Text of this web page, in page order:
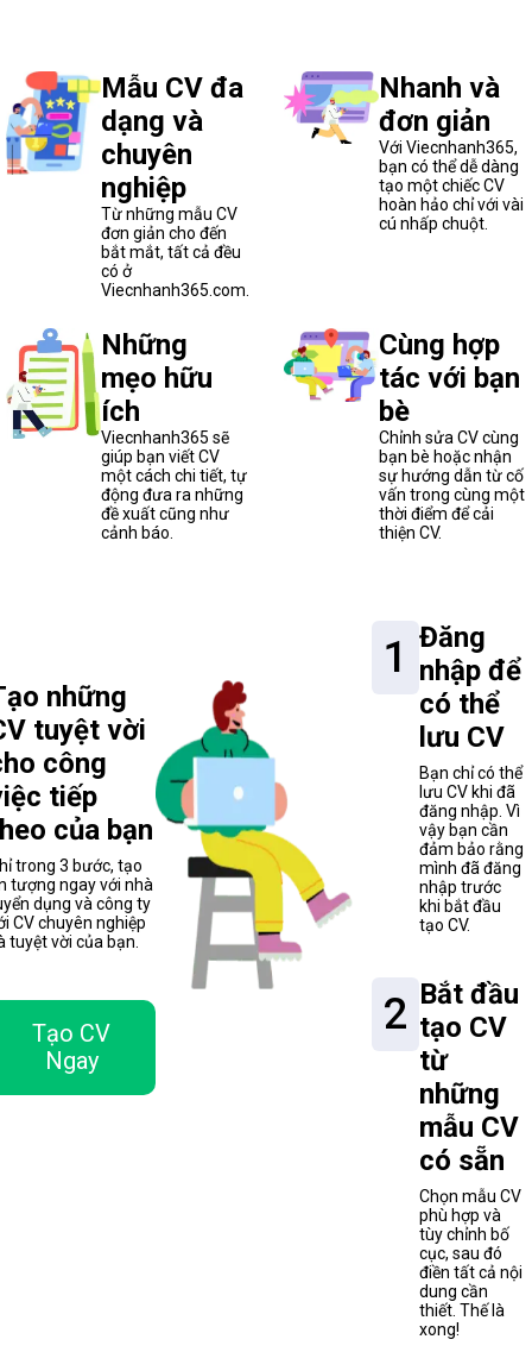
Mẫu CV đa
dạng và
chuyên
nghiệp
Từ những mẫu CV
đơn giản cho đến
bắt mắt, tất cả đều
có ở
Viecnhanh365.com.
Nhanh và
đơn giản
Với Viecnhanh365,
bạn có thể dễ dàng
tạo một chiếc CV
hoàn hảo chỉ với vài
cú nhấp chuột.
Những
mẹo hữu
ích
Viecnhanh365 sẽ
giúp bạn viết CV
một cách chi tiết, tự
động đưa ra những
đề xuất cũng như
cảnh báo.
Cùng hợp
tác với bạn
bè
Chỉnh sửa CV cùng
bạn bè hoặc nhận
sự hướng dẫn từ cố
vấn trong cùng một
thời điểm để cải
thiện CV.
những
tuyệt vời
công
tiếp
của bạn
trong 3 bước, tạo
tượng ngay với nhà
dụng và công ty
CV chuyên nghiệp
tuyệt vời của bạn.
Tạo CV
Ngay
1 Đăng
nhập để
có thể
lưu CV
Bạn chỉ có thể
lưu CV khi đã
đăng nhập. Vì
vậy bạn cần
đảm bảo rằng
mình đã đăng
nhập trước
khi bắt đầu
tạo CV.
2 Bắt đầu
tạo CV
từ
những
mẫu CV
có sẵn
Chọn mẫu CV
phù hợp và
tùy chỉnh bố
cục, sau đó
điền tất cả nội
dung cần
thiết. Thế là
xong!